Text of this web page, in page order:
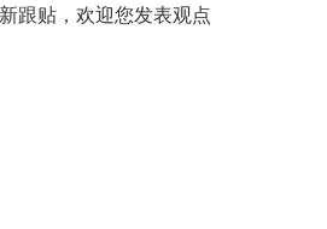
跟贴，欢迎您发表观点